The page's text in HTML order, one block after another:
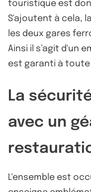
touristique est
S'ajoutent à cela,
les deux gares
Ainsi il s’agit d'un
est garanti à toute
La
avec un
L'ensemble est